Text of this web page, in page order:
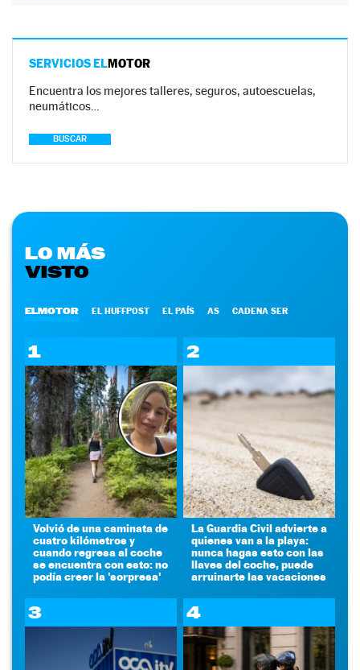
SERVICIOS ELMOTOR
Encuentra los mejores talleres, seguros, autoescuelas,
neumáticos…
BUSCAR
LO MÁS
VISTO
ELMOTOR EL HUFFPOST EL PAÍS AS CADENA SER
1
Volvió de una caminata de
cuatro kilómetros y
cuando regresa al coche
se encuentra con esto: no
podía creer la 'sorpresa'
2
La Guardia Civil advierte a
quienes van a la playa:
nunca hagas esto con las
llaves del coche, puede
arruinarte las vacaciones
3 4